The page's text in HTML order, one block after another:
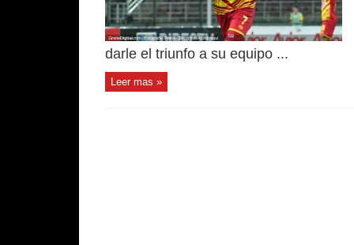
darle el triunfo a su equipo ...
Leer mas »